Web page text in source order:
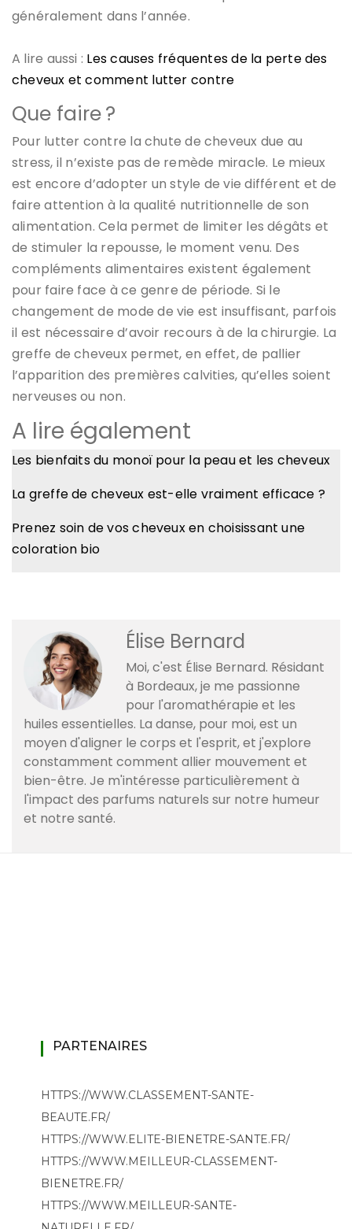
généralement dans l’année.
A lire aussi : Les causes fréquentes de la perte des
cheveux et comment lutter contre
Que faire ?
Pour lutter contre la chute de cheveux due au
stress, il n’existe pas de remède miracle. Le mieux
est encore d’adopter un style de vie différent et de
faire attention à la qualité nutritionnelle de son
alimentation. Cela permet de limiter les dégâts et
de stimuler la repousse, le moment venu. Des
compléments alimentaires existent également
pour faire face à ce genre de période. Si le
changement de mode de vie est insuffisant, parfois
il est nécessaire d’avoir recours à de la chirurgie. La
greffe de cheveux permet, en effet, de pallier
l’apparition des premières calvities, qu’elles soient
nerveuses ou non.
A lire également
Les bienfaits du monoï pour la peau et les cheveux
La greffe de cheveux est-elle vraiment efficace ?
Prenez soin de vos cheveux en choisissant une
coloration bio
Élise Bernard
Moi, c'est Élise Bernard. Résidant
à Bordeaux, je me passionne
pour l'aromathérapie et les
huiles essentielles. La danse, pour moi, est un
moyen d'aligner le corps et l'esprit, et j'explore
constamment comment allier mouvement et
bien-être. Je m'intéresse particulièrement à
l'impact des parfums naturels sur notre humeur
et notre santé.
PARTENAIRES
HTTPS://WWW.CLASSEMENT-SANTE-
BEAUTE.FR/
HTTPS://WWW.ELITE-BIENETRE-SANTE.FR/
HTTPS://WWW.MEILLEUR-CLASSEMENT-
BIENETRE.FR/
HTTPS://WWW.MEILLEUR-SANTE-